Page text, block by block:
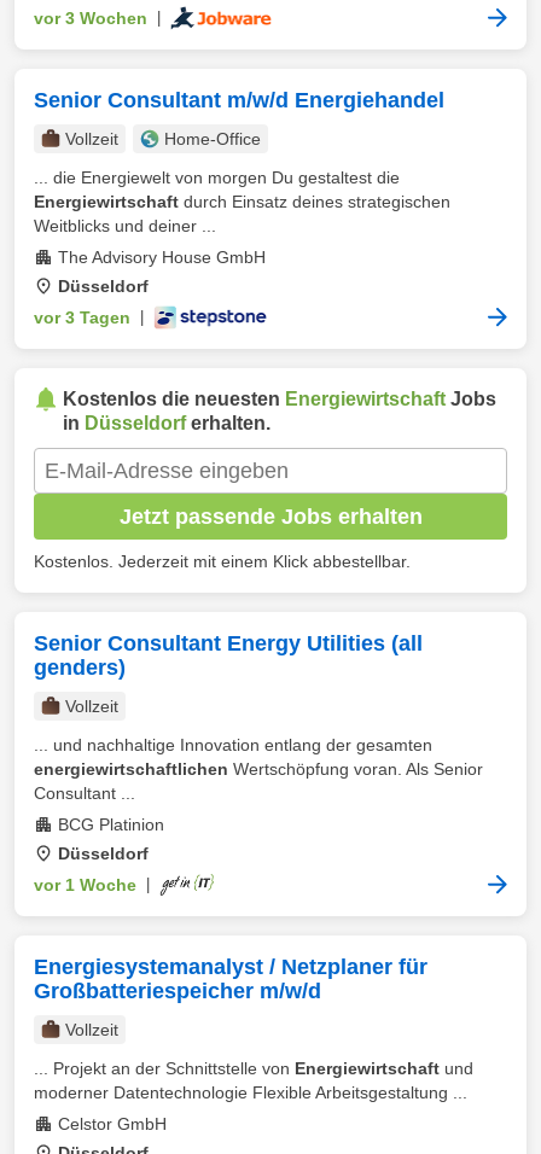
vor 3 Wochen
Senior Consultant m/w/d Energiehandel
Vollzeit
Home-Office
... die Energiewelt von morgen Du gestaltest die
Energiewirtschaft durch Einsatz deines strategischen
Weitblicks und deiner ...
The Advisory House GmbH
Düsseldorf
vor 3 Tagen
Kostenlos die neuesten Energiewirtschaft Jobs
in Düsseldorferhalten.
Jetzt passende Jobs erhalten
Kostenlos. Jederzeit mit einem Klick abbestellbar.
Senior Consultant Energy Utilities (all
genders)
Vollzeit
... und nachhaltige Innovation entlang der gesamten
energiewirtschaftlichen Wertschöpfung voran. Als Senior
Consultant ...
BCG Platinion
Düsseldorf
vor 1 Woche
Energiesystemanalyst / Netzplaner für
Großbatteriespeicher m/w/d
Vollzeit
... Projekt an der Schnittstelle von Energiewirtschaft und
moderner Datentechnologie Flexible Arbeitsgestaltung ...
Celstor GmbH